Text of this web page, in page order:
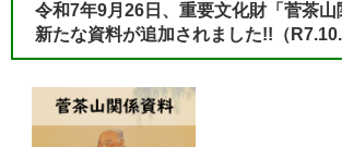
令和7年9月26日、重要文化財「菅茶山
新たな資料が追加されました!! （